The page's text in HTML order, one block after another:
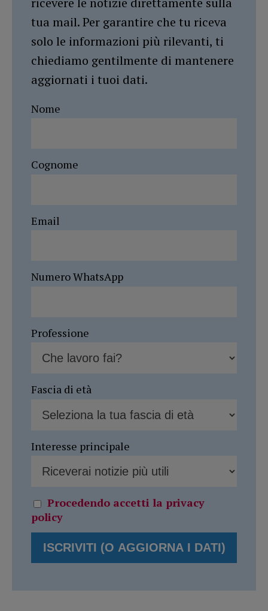
tua mail. Per garantire che tu riceva
solo le informazioni più rilevanti, ti
chiediamo gentilmente di mantenere
aggiornati i tuoi dati.
Nome
Cognome
Email
Numero WhatsApp
Professione
Fascia di età
Interesse principale
Procedendo accetti la privacy
policy